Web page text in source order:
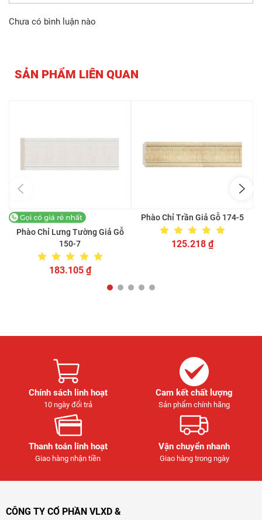
Chưa có bình luận nào
SẢN PHẨM LIÊN QUAN
Phào Chỉ Lưng Tường Giả Gỗ
150-7
183.105 ₫
Phào Chỉ Trần Giả Gỗ 174-5
125.218 ₫
Chính sách linh hoạt
10 ngày đổi trả
Cam kết chất lượng
Sản phẩm chính hãng
Thanh toán linh hoạt
Giao hàng nhận tiền
Vận chuyển nhanh
Giao hàng trong ngày
CÔNG TY CỔ PHẦN VLXD &